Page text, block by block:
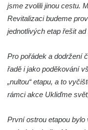
Na Sadech v
Pomník Přemysla
Sadech v Českých
Českých
Památník Otokara
Sadech v Českých
Pražské třídě v
jsme zvolili jinou cestu.
Revitalizaci budeme
jednotlivých etap řešit ad
Pro pořádek a dodržení
řadě i jako poděkování
„nultou“ etapu, a to
rámci akce Ukliďme
První ostrou etapou